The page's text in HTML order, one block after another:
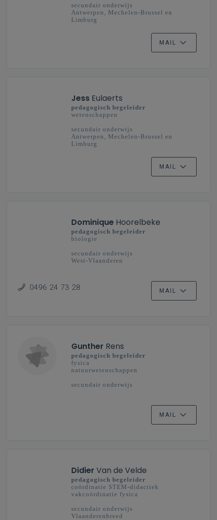
secundair onderwijs
Antwerpen, Mechelen-Brussel en
Limburg
MAIL
Jess Eulaerts
pedagogisch begeleider
wetenschappen
secundair onderwijs
Antwerpen, Mechelen-Brussel en
Limburg
MAIL
Dominique Hoorelbeke
pedagogisch begeleider
biologie
secundair onderwijs
West-Vlaanderen
0496 24 73 28 MAIL
Gunther Rens
pedagogisch begeleider
fysica
natuurwetenschappen
secundair onderwijs
MAIL
Didier Van de Velde
pedagogisch begeleider
coördinatie STEM-didactiek
vakcoördinatie fysica
secundair onderwijs
Vlaanderenbreed